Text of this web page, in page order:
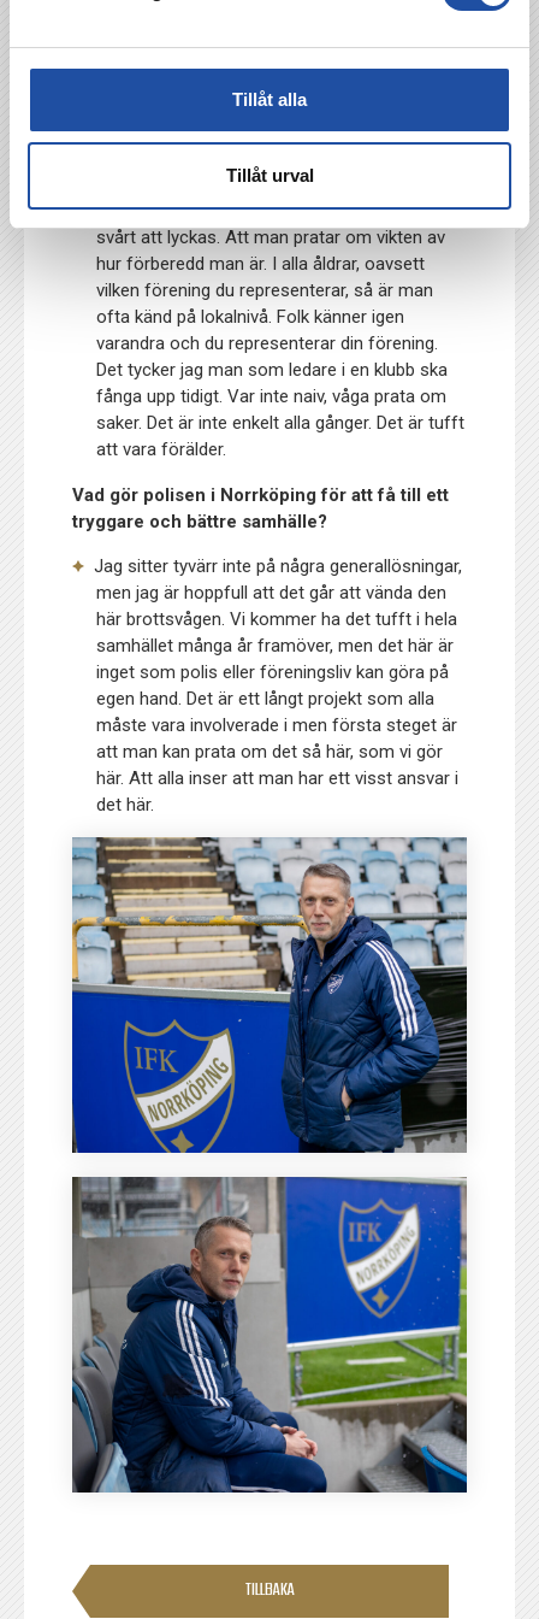
Tillåt alla
Tillåt urval
varningssignaler som ledare?
De finns. Allt ifrån att man i tidig ålder sköter
spelaren tillräckligt? Äter han eller hon rätt?
Klarar man inte de delarna så tror jag det är
svårt att lyckas. Att man pratar om vikten av
hur förberedd man är. I alla åldrar, oavsett
vilken förening du representerar, så är man
ofta känd på lokalnivå. Folk känner igen
varandra och du representerar din förening.
Det tycker jag man som ledare i en klubb ska
fånga upp tidigt. Var inte naiv, våga prata om
saker. Det är inte enkelt alla gånger. Det är tufft
att vara förälder.
Vad gör polisen i Norrköping för att få till ett
tryggare och bättre samhälle?
Jag sitter tyvärr inte på några generallösningar,
men jag är hoppfull att det går att vända den
här brottsvågen. Vi kommer ha det tufft i hela
samhället många år framöver, men det här är
inget som polis eller föreningsliv kan göra på
egen hand. Det är ett långt projekt som alla
måste vara involverade i men första steget är
att man kan prata om det så här, som vi gör
här. Att alla inser att man har ett visst ansvar i
det här.
TILLBAKA